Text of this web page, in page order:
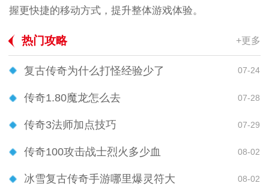
握更快捷的移动方式，提升整体游戏体验。
热门攻略 +更多
复古传奇为什么打怪经验少了 07-24
传奇1.80魔龙怎么去 07-28
传奇3法师加点技巧 07-29
传奇100攻击战士烈火多少血 08-02
冰雪复古传奇手游哪里爆灵符大 08-02